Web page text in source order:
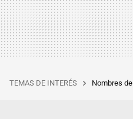
TEMAS DE INTERÉS Nombres